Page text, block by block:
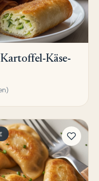
Käse-